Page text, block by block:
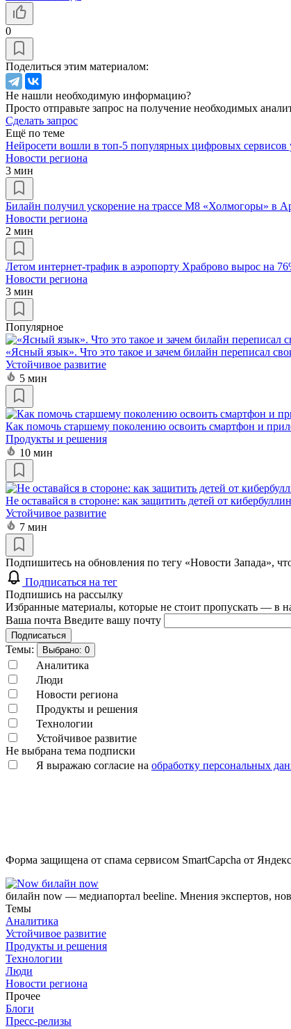
0
Поделиться этим материалом:
Не нашли необходимую информацию?
Просто отправьте запрос на получение необходимых
Сделать запрос
Ещё по теме
Нейросети вошли в топ-5 популярных цифровых сервисов
Новости региона
3 мин
Билайн получил ускорение на трассе М8 «Холмогоры» в
Новости региона
2 мин
Летом интернет-трафик в аэропорту Храброво вырос на
Новости региона
3 мин
Популярное
«Ясный язык». Что это такое и зачем билайн переписал
Устойчивое развитие
5 мин
Как помочь старшему поколению освоить смартфон и
Продукты и решения
10 мин
Не оставайся в стороне: как защитить детей от
Устойчивое развитие
7 мин
Подпишитесь на обновления по тегу «Новости Запада»,
Подписаться на тег
Подпишись на рассылку
Избранные материалы, которые не стоит пропускать — в
Ваша почта Введите вашу почту
Подписаться
Темы: Выбрано: 0
Аналитика
Люди
Новости региона
Продукты и решения
Технологии
Устойчивое развитие
Не выбрана тема подписки
Я выражаю согласие на обработку персональных
Форма защищена от спама сервисом SmartCapcha от
билайн now
билайн now — медиапортал beeline. Мнения экспертов,
Темы
Аналитика
Устойчивое развитие
Продукты и решения
Технологии
Люди
Новости региона
Прочее
Блоги
Пресс-релизы